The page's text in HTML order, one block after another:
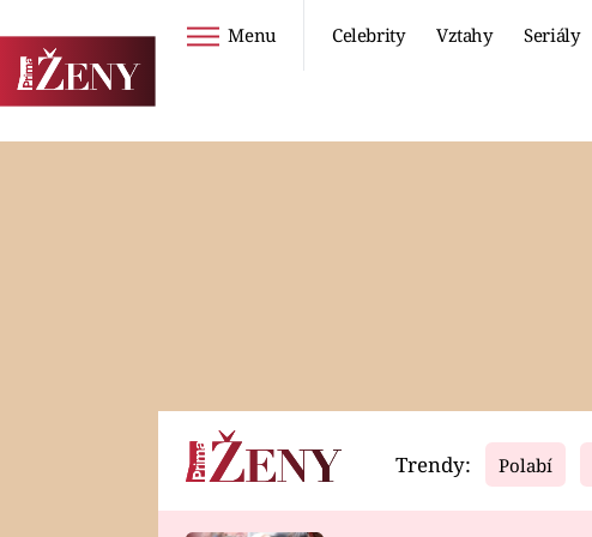
Menu Celebrity Vztahy Seriály
Horoskopy Video
Trendy: Polabí